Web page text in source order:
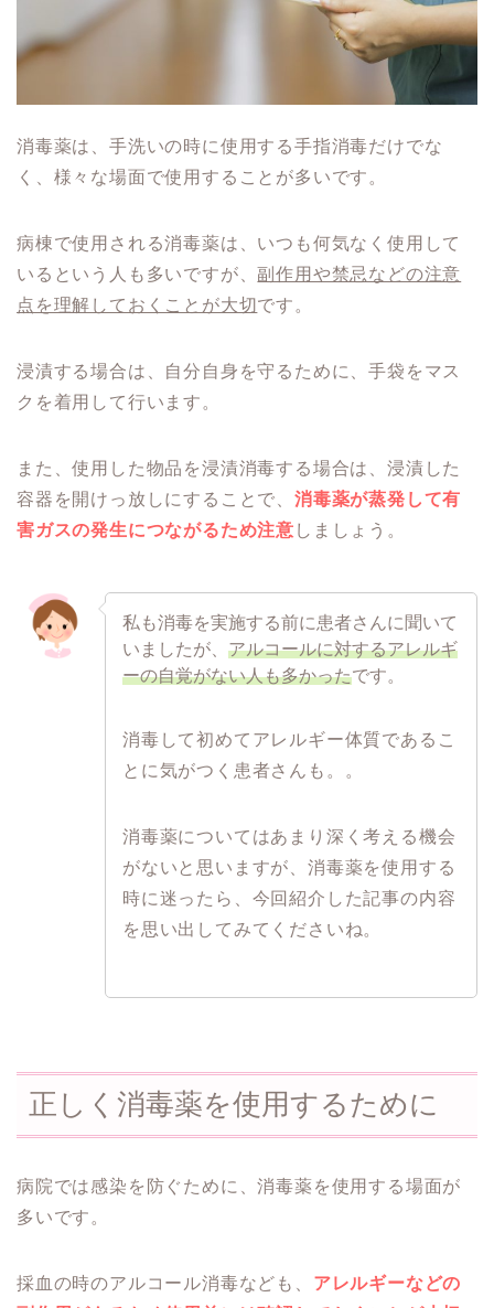
消毒薬は、手洗いの時に使用する手指消毒だけでな
く、様々な場面で使用することが多いです。
病棟で使用される消毒薬は、いつも何気なく使用して
いるという人も多いですが、副作用や禁忌などの注意
点を理解しておくことが大切です。
浸漬する場合は、自分自身を守るために、手袋をマス
クを着用して行います。
また、使用した物品を浸漬消毒する場合は、浸漬した
容器を開けっ放しにすることで、 消毒薬が蒸発して有
害ガスの発生につながるため注意 しましょう。
私も消毒を実施する前に患者さんに聞いて
いましたが、 アルコールに対するアレルギ
ーの自覚がない人も多かったです。
消毒して初めてアレルギー体質であるこ
とに気がつく患者さんも。。
消毒薬についてはあまり深く考える機会
がないと思いますが、消毒薬を使用する
時に迷ったら、今回紹介した記事の内容
を思い出してみてくださいね。
正しく消毒薬を使用するために
病院では感染を防ぐために、消毒薬を使用する場面が
多いです。
採血の時のアルコール消毒なども、 アレルギーなどの